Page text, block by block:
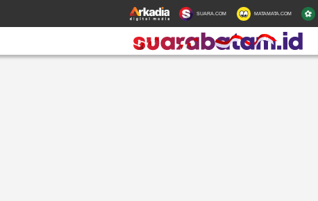
SUARA.COM MATAMATA.COM